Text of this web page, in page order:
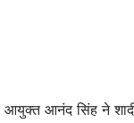
आनंद सिंह ने